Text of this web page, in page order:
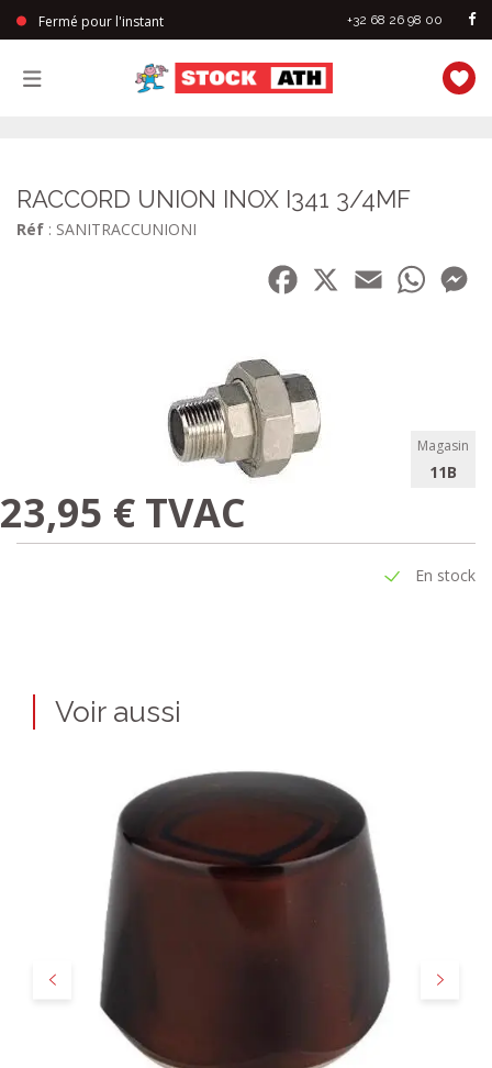
Fermé pour l'instant +32 68 26 98 00
RACCORD UNION INOX I341 3/4MF
Réf : SANITRACCUNIONI
Facebook
Email
Magasin
11B
23,95 € TVAC
En stock
Voir aussi
Précédent Suivant